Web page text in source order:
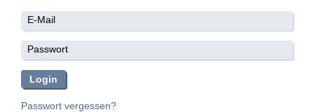
Passwort vergessen?